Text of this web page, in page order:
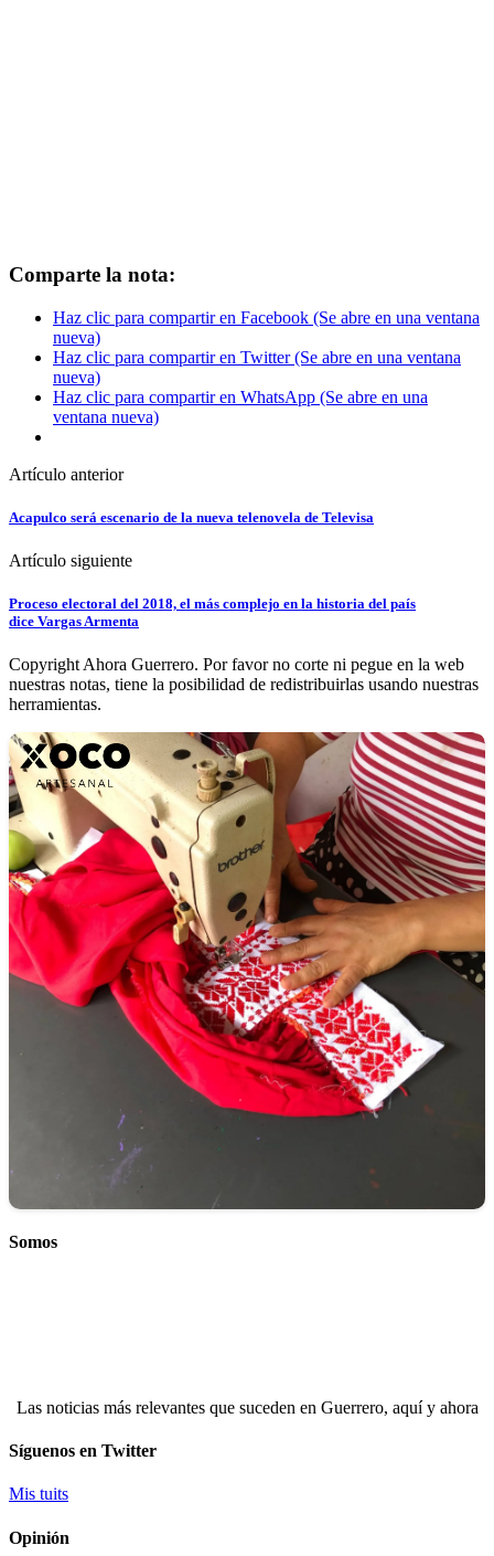
Comparte la nota:
Haz clic para compartir en Facebook (Se abre en una ventana
nueva)
Haz clic para compartir en Twitter (Se abre en una ventana
nueva)
Haz clic para compartir en WhatsApp (Se abre en una
ventana nueva)
Artículo anterior
Acapulco será escenario de la nueva telenovela de Televisa
Artículo siguiente
Proceso electoral del 2018, el más complejo en la historia del país
dice Vargas Armenta
Copyright Ahora Guerrero. Por favor no corte ni pegue en la web
nuestras notas, tiene la posibilidad de redistribuirlas usando nuestras
herramientas.
Somos
Las noticias más relevantes que suceden en Guerrero, aquí y ahora
Síguenos en Twitter
Mis tuits
Opinión